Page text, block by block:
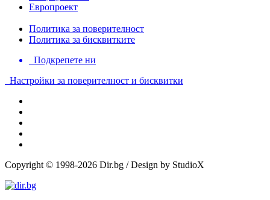
Европроект
Политика за поверителност
Политика за бисквитките
Подкрепете ни
Настройки за поверителност и бисквитки
Copyright © 1998-2026 Dir.bg / Design by StudioX